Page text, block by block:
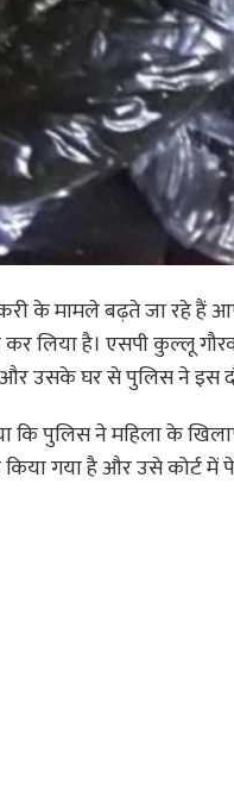
के मामले बढ़ते जा रहे हैं
कर लिया है। एसपी कुल्लू
उसके घर से पुलिस ने इस
कि पुलिस ने महिला के
किया गया है और उसे कोर्ट में